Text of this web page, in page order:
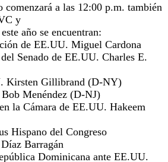
comenzará a las 12:00 p.m. también
y
año se encuentran:
de EE.UU. Miguel Cardona
Senado de EE.UU. Charles E.
Kirsten Gillibrand (D-NY)
Menéndez (D-NJ)
la Cámara de EE.UU. Hakeem
Hispano del Congreso
Barragán
Dominicana ante EE.UU.